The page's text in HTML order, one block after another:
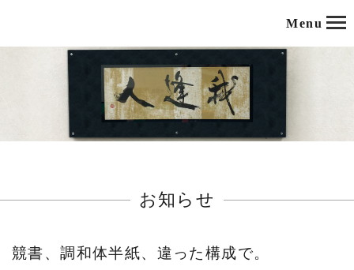
Menu
お知らせ
競書、調和体半紙、違った構成で。